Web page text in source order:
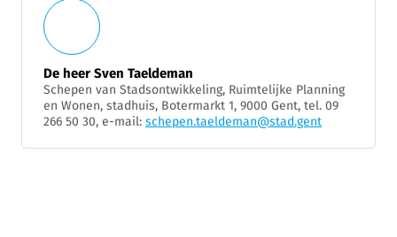
De heer Sven Taeldeman
Schepen van Stadsontwikkeling, Ruimtelijke Planning
en Wonen, stadhuis, Botermarkt 1, 9000 Gent, tel. 09
266 50 30, e-mail: schepen.taeldeman@stad.gent